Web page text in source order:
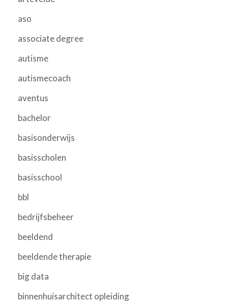
aso
associate degree
autisme
autismecoach
aventus
bachelor
basisonderwijs
basisscholen
basisschool
bbl
bedrijfsbeheer
beeldend
beeldende therapie
big data
binnenhuisarchitect opleiding